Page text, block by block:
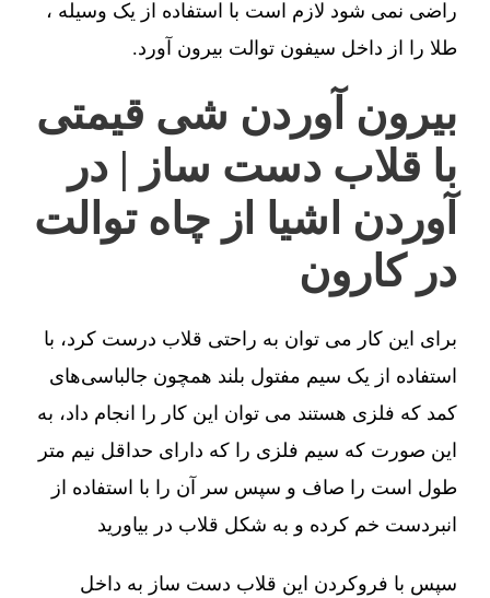
راضی نمی شود لازم است با استفاده از یک وسیله ،
طلا را از داخل سیفون توالت بیرون آورد.
بیرون آوردن شی قیمتی
با قلاب دست ساز | در
آوردن اشیا از چاه توالت
در کارون
برای این کار می توان به راحتی قلاب درست کرد، با
استفاده از یک سیم مفتول بلند همچون جالباسی‌های
کمد که فلزی هستند می توان این کار را انجام داد، به
این صورت که سیم فلزی را که دارای حداقل نیم متر
طول است را صاف و سپس سر آن را با استفاده از
انبردست خم کرده و به شکل قلاب در بیاورید
سپس با فروکردن این قلاب دست ساز به داخل